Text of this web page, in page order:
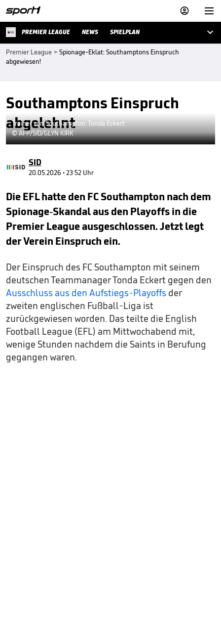


PREMIER LEAGUE NEWS SPIELPLAN 
Premier League > Spionage-Eklat: Southamptons Einspruch
abgewiesen!
Southamptons Einspruch
abgelehnt
Trainer von Southampton: Tonda Eckert
© AFP/SID/GLYN KIRK
SID
20.05.2026 • 23:52 Uhr
Die EFL hatte den FC Southampton nach dem
Spionage-Skandal aus den Playoffs in die
Premier League ausgeschlossen. Jetzt legt
der Verein Einspruch ein.
Der Einspruch des FC Southampton mit seinem
deutschen Teammanager Tonda Eckert gegen den
Ausschluss aus den Aufstiegs-Playoffs der
zweiten englischen Fußball-Liga ist
zurückgewiesen worden. Das teilte die English
Football League (EFL) am Mittwochabend mit,
wenige Stunden nachdem die Saints in Berufung
gegangen waren.